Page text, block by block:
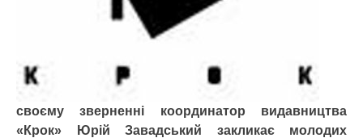
своєму зверненні координатор видавництва
«Крок» Юрій Завадський закликає молодих